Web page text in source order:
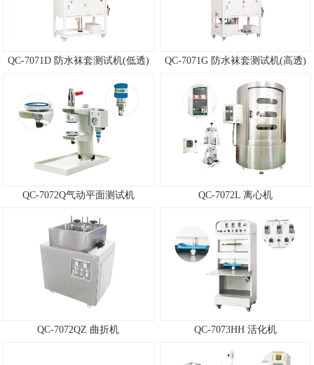
QC-7071D 防水袜套测试机(低透) QC-7071G 防水袜套测试机(高透)
QC-7072Q气动平面测试机 QC-7072L 离心机
QC-7072QZ 曲折机 QC-7073HH 活化机